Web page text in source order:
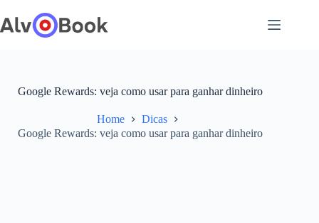
para
o
Google Rewards: veja como usar para ganhar dinheiro
Home
Dicas
Google Rewards: veja como usar para ganhar dinheiro